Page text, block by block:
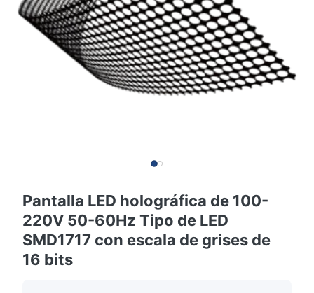
Pantalla LED holográfica de 100-
220V 50-60Hz Tipo de LED
SMD1717 con escala de grises de
16 bits